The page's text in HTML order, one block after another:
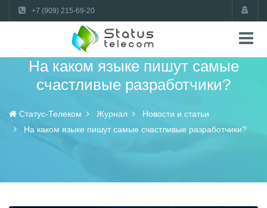
+7 (909) 215-69-20
На каком языке пишут самые
счастливые разработчики?
Статус-Телеком Журнал
Новости и статьи
На каком языке пишут самые счастливые разработчики?